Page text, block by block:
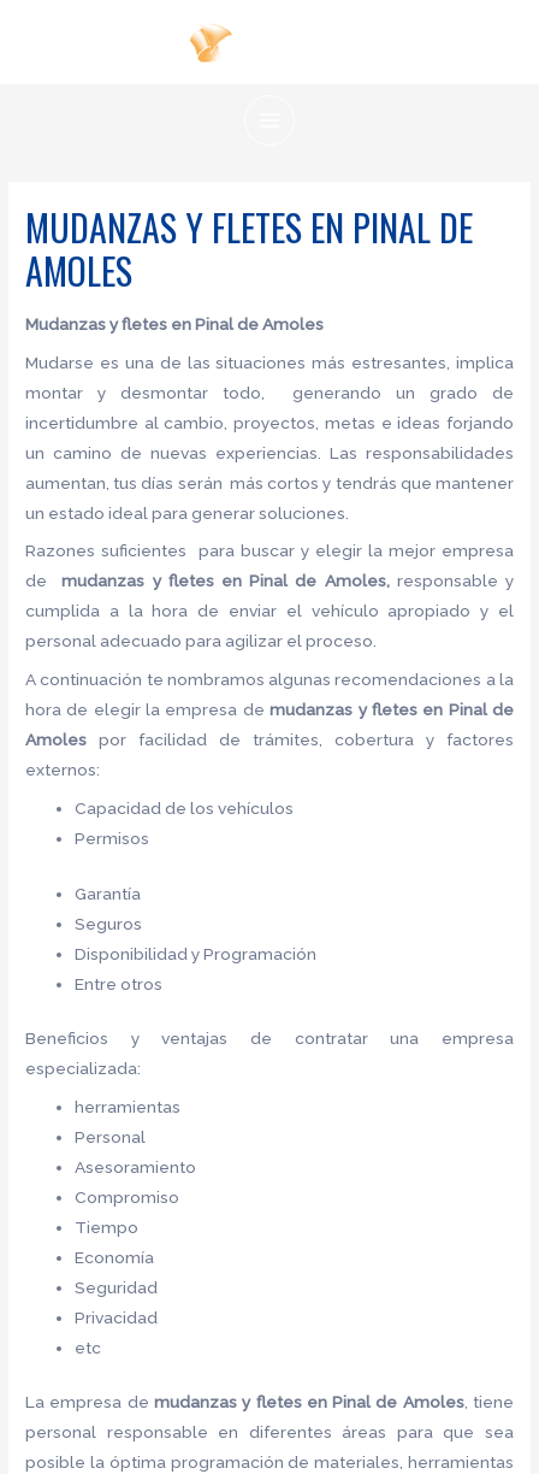
MUDANZAS Y FLETES EN PINAL DE
AMOLES
Mudanzas y fletes en Pinal de Amoles
Mudarse es una de las situaciones más estresantes, implica
montar y desmontar todo, generando un grado de
incertidumbre al cambio, proyectos, metas e ideas forjando
un camino de nuevas experiencias. Las responsabilidades
aumentan, tus días serán más cortos y tendrás que mantener
un estado ideal para generar soluciones.
Razones suficientes para buscar y elegir la mejor empresa
demudanzas y fletes en Pinal de Amoles, responsable y
cumplida a la hora de enviar el vehículo apropiado y el
personal adecuado para agilizar el proceso.
A continuación te nombramos algunas recomendaciones a la
hora de elegir la empresa demudanzas y fletes en Pinal de
Amoles por facilidad de trámites, cobertura y factores
externos:
Capacidad de los vehículos
Permisos
Garantía
Seguros
Disponibilidad y Programación
Entre otros
Beneficios y ventajas de contratar una empresa
especializada:
herramientas
Personal
Asesoramiento
Compromiso
Tiempo
Economía
Seguridad
Privacidad
etc
La empresa de mudanzas y fletes en Pinal de Amoles, tiene
personal responsable en diferentes áreas para que sea
posible la óptima programación de materiales, herramientas